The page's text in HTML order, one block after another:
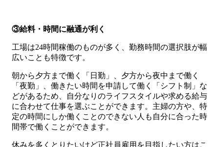
③給料・時間に融通が利く
工場は24時間稼働のものが多く、勤務時間の選択肢が幅
広いことも特徴です。
朝から夕方まで働く「日勤」、夕方から夜中まで働く
「夜勤」、働きたい時間を申請して働く「シフト制」な
どがあるため、自分なりのライフスタイルや求める給与
に合わせて仕事を選ぶことができます。主婦の方や、特
定の時間にしか働くことのできない人も自分に合った時
間帯で働くことができます。
休みを多くとりたいけど正社員雇用を目指したい方はこ